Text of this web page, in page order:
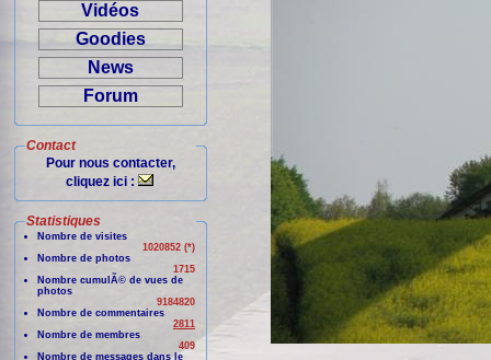
Vidéos
Goodies
News
Forum
Contact
Pour nous contacter,
cliquez ici :
Statistiques
Nombre de visites
1020852 (*)
Nombre de photos
1715
Nombre cumulÃ© de vues de
photos
9184820
Nombre de commentaires
2811
Nombre de membres
409
Nombre de messages dans le